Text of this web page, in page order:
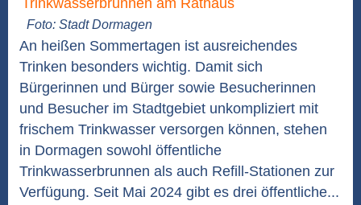
Foto: Stadt Dormagen
An heißen Sommertagen ist ausreichendes
Trinken besonders wichtig. Damit sich
Bürgerinnen und Bürger sowie Besucherinnen
und Besucher im Stadtgebiet unkompliziert mit
frischem Trinkwasser versorgen können, stehen
in Dormagen sowohl öffentliche
Trinkwasserbrunnen als auch Refill-Stationen zur
Verfügung. Seit Mai 2024 gibt es drei öffentliche...